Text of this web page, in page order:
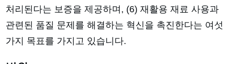
처리된다는 보증을 제공하며, (6) 재활용 재료 사용과
관련된 품질 문제를 해결하는 혁신을 촉진한다는 여섯
가지 목표를 가지고 있습니다.